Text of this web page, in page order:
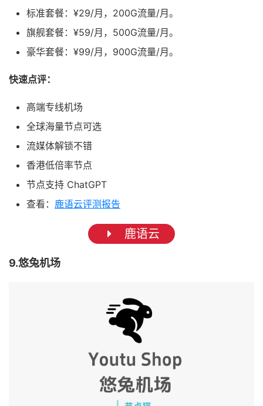
标准套餐：¥29/月，200G流量/月。
旗舰套餐：¥59/月，500G流量/月。
豪华套餐：¥99/月，900G流量/月。
快速点评：
高端专线机场
全球海量节点可选
流媒体解锁不错
香港低倍率节点
节点支持 ChatGPT
查看： 鹿语云评测报告
鹿语云
9.悠兔机场